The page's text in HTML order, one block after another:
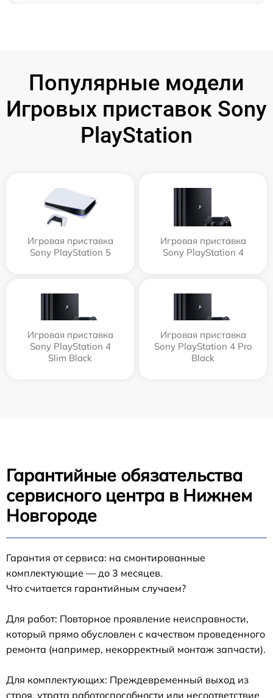
Популярные модели
Игровых приставок Sony
PlayStation
Игровая приставка
Sony PlayStation 5
Игровая приставка
Sony PlayStation 4
Игровая приставка
Sony PlayStation 4
Slim Black
Игровая приставка
Sony PlayStation 4 Pro
Black
Гарантийные обязательства
сервисного центра в Нижнем
Новгороде
Гарантия от сервиса: на смонтированные
комплектующие — до 3 месяцев.
Что считается гарантийным случаем?
Для работ: Повторное проявление неисправности,
который прямо обусловлен с качеством проведенного
ремонта (например, некорректный монтаж запчасти).
Для комплектующих: Преждевременный выход из
строя, утрата работоспособности или несоответствие